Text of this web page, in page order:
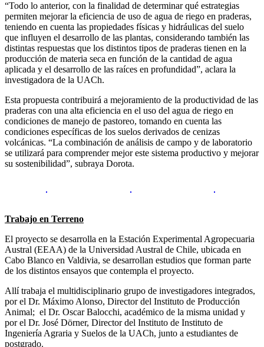
“Todo lo anterior, con la finalidad de determinar qué estrategias
permiten mejorar la eficiencia de uso de agua de riego en praderas,
teniendo en cuenta las propiedades físicas y hidráulicas del suelo
que influyen el desarrollo de las plantas, considerando también las
distintas respuestas que los distintos tipos de praderas tienen en la
producción de materia seca en función de la cantidad de agua
aplicada y el desarrollo de las raíces en profundidad”, aclara la
investigadora de la UACh.
Esta propuesta contribuirá a mejoramiento de la productividad de las
praderas con una alta eficiencia en el uso del agua de riego en
condiciones de manejo de pastoreo, tomando en cuenta las
condiciones específicas de los suelos derivados de cenizas
volcánicas. “La combinación de análisis de campo y de laboratorio
se utilizará para comprender mejor este sistema productivo y mejorar
su sostenibilidad”, subraya Dorota.
Trabajo en Terreno
El proyecto se desarrolla en la Estación Experimental Agropecuaria
Austral (EEAA) de la Universidad Austral de Chile, ubicada en
Cabo Blanco en Valdivia, se desarrollan estudios que forman parte
de los distintos ensayos que contempla el proyecto.
Allí trabaja el multidisciplinario grupo de investigadores integrados,
por el Dr. Máximo Alonso, Director del Instituto de Producción
Animal; el Dr. Oscar Balocchi, académico de la misma unidad y
por el Dr. José Dörner, Director del Instituto de Instituto de
Ingeniería Agraria y Suelos de la UACh, junto a estudiantes de
postgrado.